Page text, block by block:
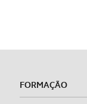
FORMAÇÃO